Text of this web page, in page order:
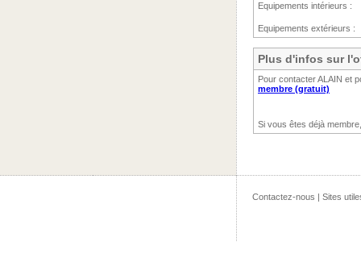
Equipements intérieurs :
Equipements extérieurs :
Plus d'infos sur
Pour contacter ALAIN et
membre (gratuit)
Si vous êtes déjà
Contactez-nous | Sites